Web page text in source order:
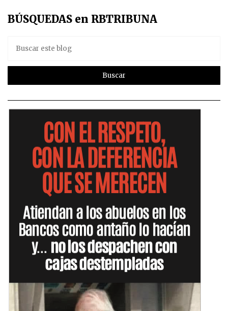
BÚSQUEDAS en RBTRIBUNA